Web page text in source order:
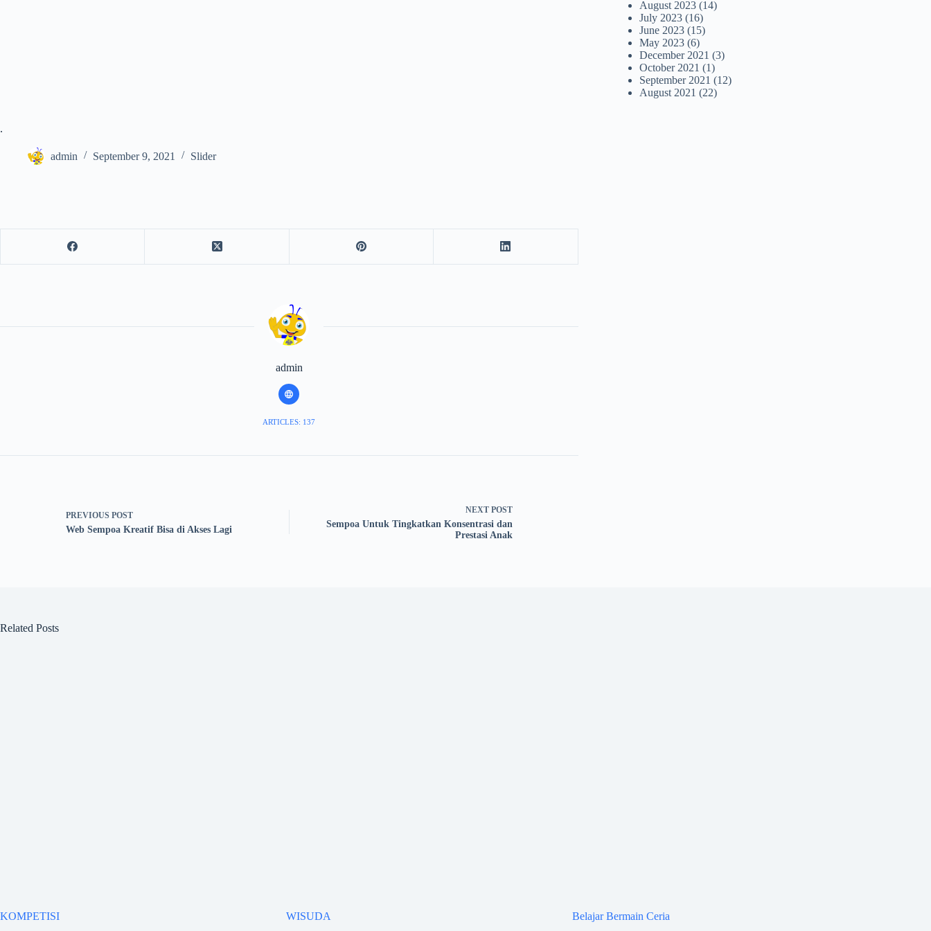
.
admin September 9, 2021 Slider
admin
ARTICLES: 137
PREVIOUS POST
Web Sempoa Kreatif Bisa di Akses Lagi
NEXT POST
Sempoa Untuk Tingkatkan Konsentrasi dan
Prestasi Anak
August 2023 (14)
July 2023 (16)
June 2023 (15)
May 2023 (6)
December 2021 (3)
October 2021 (1)
September 2021 (12)
August 2021 (22)
Related Posts
KOMPETISI WISUDA Belajar Bermain Ceria